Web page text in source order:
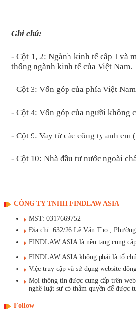
Ghi chú:
- Cột 1, 2: Ngành kinh tế cấp I và
thống ngành kinh tế của Việt Nam.
- Cột 3: Vốn góp của phía Việt
- Cột 4: Vốn góp của người không
- Cột 9: Vay từ các công ty anh em
- Cột 10: Nhà đầu tư nước ngoài
CÔNG TY TNHH FINDLAW ASIA
MST: 0317669752
Địa chỉ: 632/26 Lê Văn Thọ ,
FINDLAW ASIA là nền tảng cung
FINDLAW ASIA không phải là tổ
Việc truy cập và sử dụng website
Mọi thông tin được cung cấp trên
nghề luật sư có thẩm quyền để được
Follow